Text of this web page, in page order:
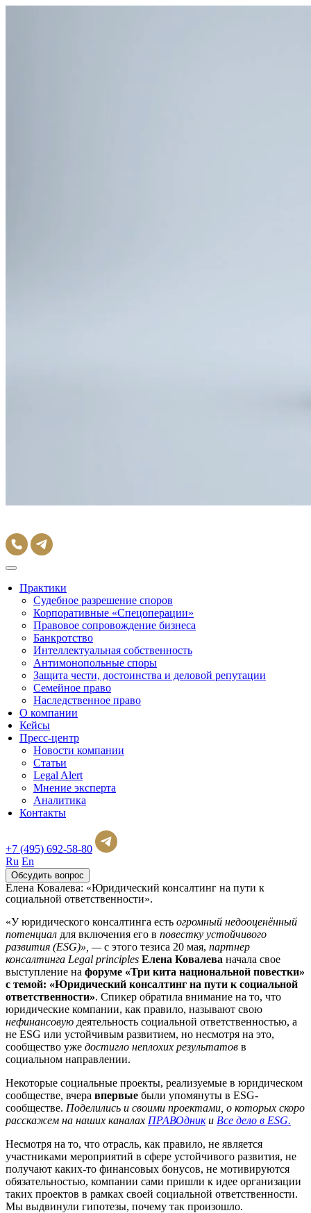
Практики
Судебное разрешение споров
Корпоративные «Спецоперации»
Правовое сопровождение бизнеса
Банкротство
Интеллектуальная собственность
Антимонопольные споры
Защита чести, достоинства и деловой репутации
Семейное право
Наследственное право
О компании
Кейсы
Пресс-центр
Новости компании
Статьи
Legal Alert
Мнение эксперта
Аналитика
Контакты
+7 (495) 692-58-80
Ru En
Обсудить вопрос
Елена Ковалева: «Юридический консалтинг на пути к
социальной ответственности».
«У юридического консалтинга есть огромный недооценённый
потенциал для включения его в повестку устойчивого
развития (ESG)», —с этого тезиса 20 мая, партнер
консалтинга Legal principles Елена Ковалева начала свое
выступление на форуме «Три кита национальной повестки»
с темой: «Юридический консалтинг на пути к социальной
ответственности». Спикер обратила внимание на то, что
юридические компании, как правило, называют свою
нефинансовую деятельность социальной ответственностью, а
не ESG или устойчивым развитием, но несмотря на это,
сообщество уже достигло неплохих результатов в
социальном направлении.
Некоторые социальные проекты, реализуемые в юридическом
сообществе, вчера впервые были упомянуты в ESG-
сообществе. Поделились и своими проектами, о которых скоро
расскажем на наших каналах ПРАВОдники Все дело в ESG.
Несмотря на то, что отрасль, как правило, не является
участниками мероприятий в сфере устойчивого развития, не
получают каких-то финансовых бонусов, не мотивируются
обязательностью, компании сами пришли к идее организации
таких проектов в рамках своей социальной ответственности.
Мы выдвинули гипотезы, почему так произошло.